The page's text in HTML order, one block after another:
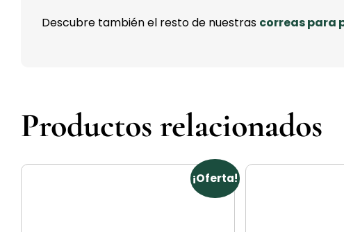
Descubre también el resto de nuestras correas para
Productos relacionados
¡Oferta!